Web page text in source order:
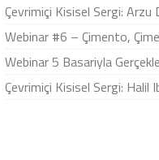
Çevrimiçi Kisisel Sergi: Arzu
Webinar #6 – Çimento,
Webinar 5 Basariyla
Çevrimiçi Kisisel Sergi: Halil